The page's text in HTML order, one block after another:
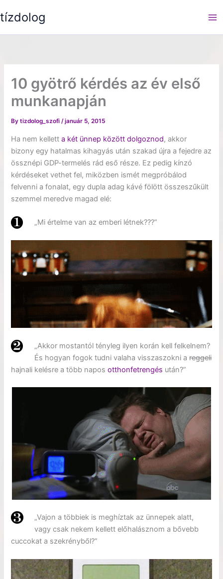
to
tízdolog
10 gyötrő kérdés az év első
munkanapján
Bytizdolog_szofi/január 5, 2015
Ha nem kelletta két ünnep között dolgoznod, akkor
bizony egy hatalmas kihagyás után szakad újra a fejedre az
össznépi GDP-termelés rád eső része. Ez pedig kínzó
kérdéseket vethet fel, miközben ismét megpróbálod
felvenni a fonalat, egy dupla adag kávé fölött összeszűkült
szemmel meredve magad elé:
„Mi értelme van az emberi létnek???”
„Akkor mostantól tényleg ilyen korán kell felkelnem?
És hogyan fogok tudni valaha visszaszokni areggeli
hajnali kelésre a több naposotthonfetrengés után?”
„Vajon a többiek is meghíztak az ünnepek alatt,
vagy csak nekem kellett előhalásznom a bővebb
cuccokat a szekrényből?”